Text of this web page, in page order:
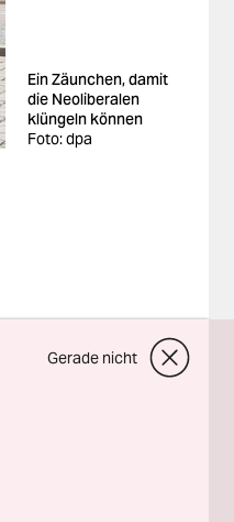
Ein Zäunchen, damit
die Neoliberalen
klüngeln können
Foto: dpa
Gerade nicht